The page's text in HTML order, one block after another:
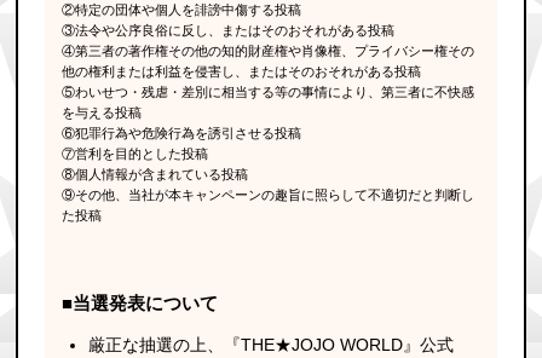
②特定の団体や個人を誹謗中傷する投稿
③法令や公序良俗に反し、またはそのおそれがある投稿
④第三者の著作権その他の知的財産権や肖像権、プライバシー権その
他の権利または利益を侵害し、またはそのおそれがある投稿
⑤わいせつ・残虐・差別に相当する等の事情により、第三者に不快感
を与える投稿
⑥犯罪行為や危険行為を誘引させる投稿
⑦営利を目的とした投稿
⑧個人情報が含まれている投稿
⑨その他、当社が本キャンペーンの趣旨に照らして不適切だと判断し
た投稿
■当選発表について
厳正な抽選の上、『THE★JOJO WORLD』公式